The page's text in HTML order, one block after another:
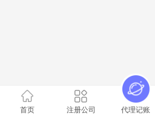
首页 注册公司 代理记账